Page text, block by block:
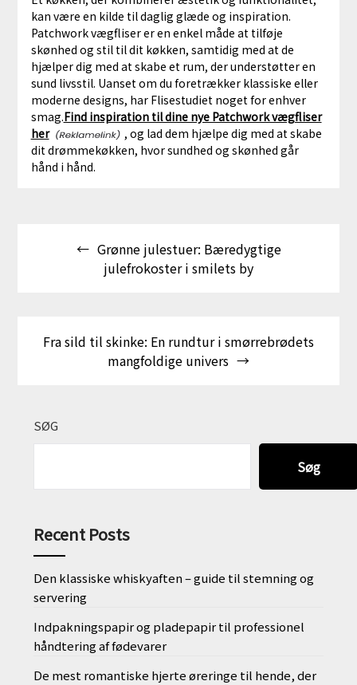
kan være en kilde til daglig glæde og inspiration.
Patchwork vægfliser er en enkel måde at tilføje
skønhed og stil til dit køkken, samtidig med at de
hjælper dig med at skabe et rum, der understøtter en
sund livsstil. Uanset om du foretrækker klassiske eller
moderne designs, har Flisestudiet noget for enhver
smag.Find inspiration til dine nye Patchwork vægfliser
her
, og lad dem hjælpe dig med at skabe
dit drømmekøkken, hvor sundhed og skønhed går
hånd i hånd.
Grønne julestuer: Bæredygtige
julefrokoster i smilets by
Fra sild til skinke: En rundtur i smørrebrødets
mangfoldige univers
SØG
Søg
Recent Posts
Den klassiske whiskyaften – guide til stemning og
servering
Indpakningspapir og pladepapir til professionel
håndtering af fødevarer
De mest romantiske hjerte øreringe til hende, der